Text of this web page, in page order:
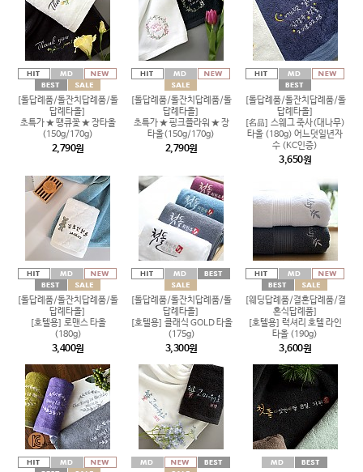
[돌답례품/돌잔치답례품/돌
답례타올]
초특가 ★ 땡큐꽃 ★ 장타올
(150g/170g)
2,790원
[돌답례품/돌잔치답례품/돌
답례타올]
초특가 ★ 핑크플라워 ★ 장
타올(150g/170g)
2,790원
[돌답례품/돌잔치답례품/돌
답례타올]
[名品] 스웨그 죽사(대나무)
타올 (180g) 어느덧일년자
수 (KC인증)
3,650원
[돌답례품/돌잔치답례품/돌
답례타올]
[호텔용] 로맨스 타올
(180g)
3,400원
[돌답례품/돌잔치답례품/돌
답례타올]
[호텔용] 클래식 GOLD 타올
(175g)
3,300원
[웨딩답례품/결혼답례품/결
혼식답례품]
[호텔용] 럭셔리 호텔 라인
타올 (190g)
3,600원